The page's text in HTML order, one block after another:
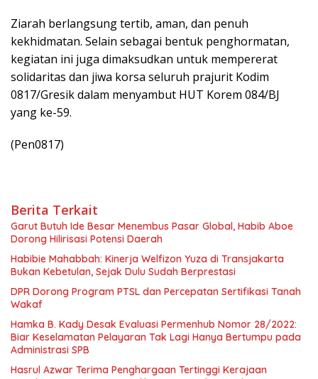
Ziarah berlangsung tertib, aman, dan penuh
kekhidmatan. Selain sebagai bentuk penghormatan,
kegiatan ini juga dimaksudkan untuk mempererat
solidaritas dan jiwa korsa seluruh prajurit Kodim
0817/Gresik dalam menyambut HUT Korem 084/BJ
yang ke-59.
(Pen0817)
Berita Terkait
Garut Butuh Ide Besar Menembus Pasar Global, Habib Aboe
Dorong Hilirisasi Potensi Daerah
Habibie Mahabbah: Kinerja Welfizon Yuza di Transjakarta
Bukan Kebetulan, Sejak Dulu Sudah Berprestasi
DPR Dorong Program PTSL dan Percepatan Sertifikasi Tanah
Wakaf
Hamka B. Kady Desak Evaluasi Permenhub Nomor 28/2022:
Biar Keselamatan Pelayaran Tak Lagi Hanya Bertumpu pada
Administrasi SPB
Hasrul Azwar Terima Penghargaan Tertinggi Kerajaan